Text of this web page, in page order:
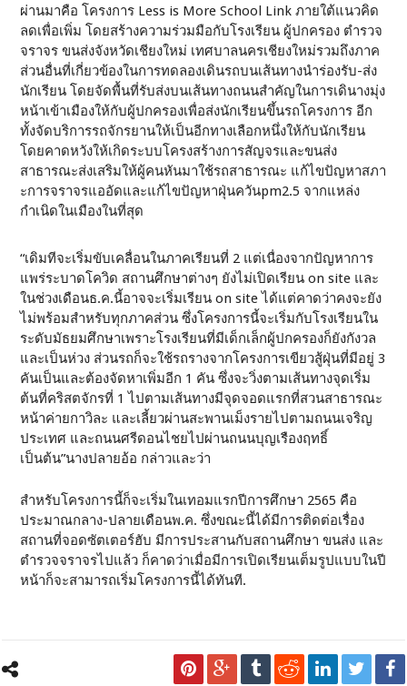
ผ่านมาคือ โครงการ Less is More School Link ภายใต้แนวคิด
ลดเพื่อเพิ่ม โดยสร้างความร่วมมือกับโรงเรียน ผู้ปกครอง ตำรวจ
จราจร ขนส่งจังหวัดเชียงใหม่ เทศบาลนครเชียงใหม่รวมถึงภาค
ส่วนอื่นที่เกี่ยวข้องในการทดลองเดินรถบนเส้นทางนำร่องรับ-ส่ง
นักเรียน โดยจัดพื้นที่รับส่งบนเส้นทางถนนสำคัญในการเดินางมุ่ง
หน้าเข้าเมืองให้กับผู้ปกครองเพื่อส่งนักเรียนขึ้นรถโครงการ อีก
ทั้งจัดบริการรถจักรยานให้เป็นอีกทางเลือกหนึ่งให้กับนักเรียน
โดยคาดหวังให้เกิดระบบโครงสร้างการสัญจรและขนส่ง
สาธารณะส่งเสริมให้ผู้คนหันมาใช้รถสาธารณะ แก้ไขปัญหาสภา
ะการจราจรแออัดและแก้ไขปัญหาฝุ่นควันpm2.5 จากแหล่ง
กำเนิดในเมืองในที่สุด
“เดิมทีจะเริ่มขับเคลื่อนในภาคเรียนที่ 2 แต่เนื่องจากปัญหาการ
แพร่ระบาดโควิด สถานศึกษาต่างๆ ยังไม่เปิดเรียน on site และ
ในช่วงเดือนธ.ค.นี้อาจจะเริ่มเรียน on site ได้แต่คาดว่าคงจะยัง
ไม่พร้อมสำหรับทุกภาคส่วน ซึ่งโครงการนี้จะเริ่มกับโรงเรียนใน
ระดับมัธยมศึกษาเพราะโรงเรียนที่มีเด็กเล็กผู้ปกครองก็ยังกังวล
และเป็นห่วง ส่วนรถก็จะใช้รถรางจากโครงการเขียวสู้ฝุ่นที่มีอยู่ 3
คันเป็นและต้องจัดหาเพิ่มอีก 1 คัน ซึ่งจะวิ่งตามเส้นทางจุดเริ่ม
ต้นที่คริสตจักรที่ 1 ไปตามเส้นทางมีจุดจอดแรกที่สวนสาธารณะ
หน้าค่ายกาวิละ และเลี้ยวผ่านสะพานเม็งรายไปตามถนนเจริญ
ประเทศ และถนนศรีดอนไชยไปผ่านถนนบุญเรืองฤทธิ์
เป็นต้น”นางปลายอ้อ กล่าวและว่า
สำหรับโครงการนี้ก็จะเริ่มในเทอมแรกปีการศึกษา 2565 คือ
ประมาณกลาง-ปลายเดือนพ.ค. ซึ่งขณะนี้ได้มีการติดต่อเรื่อง
สถานที่จอดซัตเตอร์ฮับ มีการประสานกับสถานศึกษา ขนส่ง และ
ตำรวจจราจรไปแล้ว ก็คาดว่าเมื่อมีการเปิดเรียนเต็มรูปแบบในปี
หน้าก็จะสามารถเริ่มโครงการนี้ได้ทันที.